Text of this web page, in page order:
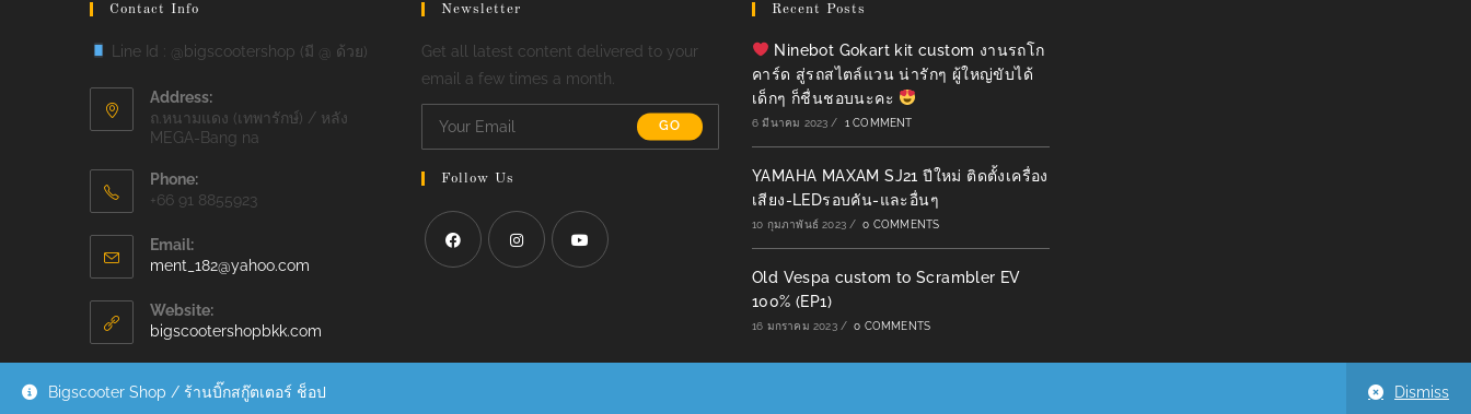
Contact Info
Line Id : @bigscootershop (มี @ ด้วย)
Address:
ถ.หนามแดง (เทพารักษ์) / หลัง
MEGA-Bang na
Phone:
+66 91 8855923
Email:
ment_182@yahoo.com
Website:
bigscootershopbkk.com
Newsletter
Get all latest content delivered to your
email a few times a month.
GO
Follow Us
new
new
new
Recent Posts
Ninebot Gokart kit custom งานรถโก
คาร์ด สู่รถสไตล์แวน น่ารักๆ ผู้ใหญ่ขับได้
เด็กๆ ก็ชื่นชอบนะคะ
6 มีนาคม 2023 / 1 COMMENT
YAMAHA MAXAM SJ21 ปีใหม่ ติดตั้งเครื่อง
เสียง-LEDรอบคัน-และอื่นๆ
10 กุมภาพันธ์ 2023 / 0 COMMENTS
Old Vespa custom to Scrambler EV
100% (EP1)
16 มกราคม 2023 / 0 COMMENTS
Bigscooter Shop / ร้านบิ๊กสกู๊ตเตอร์ ช็อป Dismiss